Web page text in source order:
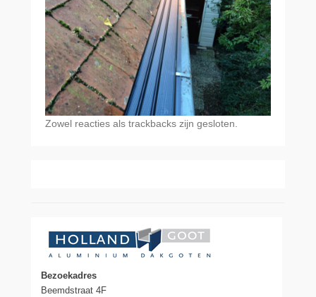
Zowel reacties als trackbacks zijn gesloten.
Bezoekadres
Beemdstraat 4F